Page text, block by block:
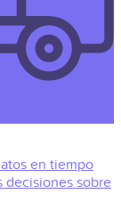
en tiempo
decisiones sobre